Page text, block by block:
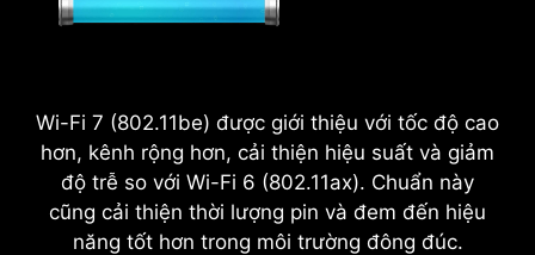
Wi-Fi 7 (802.11be) được giới thiệu với tốc độ cao
hơn, kênh rộng hơn, cải thiện hiệu suất và giảm
độ trễ so với Wi-Fi 6 (802.11ax). Chuẩn này
cũng cải thiện thời lượng pin và đem đến hiệu
năng tốt hơn trong môi trường đông đúc.
2.5